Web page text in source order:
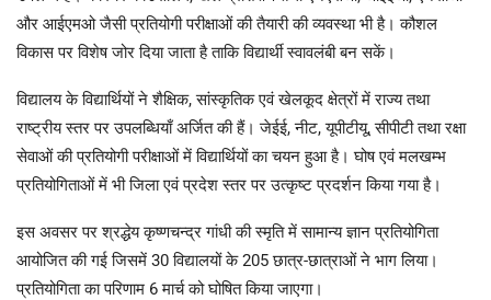
और आईएमओ जैसी प्रतियोगी परीक्षाओं की तैयारी की व्यवस्था भी है। कौशल
विकास पर विशेष जोर दिया जाता है ताकि विद्यार्थी स्वावलंबी बन सकें।
विद्यालय के विद्यार्थियों ने शैक्षिक, सांस्कृतिक एवं खेलकूद क्षेत्रों में राज्य तथा
राष्ट्रीय स्तर पर उपलब्धियाँ अर्जित की हैं। जेईई, नीट, यूपीटीयू, सीपीटी तथा रक्षा
सेवाओं की प्रतियोगी परीक्षाओं में विद्यार्थियों का चयन हुआ है। घोष एवं मलखम्भ
प्रतियोगिताओं में भी जिला एवं प्रदेश स्तर पर उत्कृष्ट प्रदर्शन किया गया है।
इस अवसर पर श्रद्धेय कृष्णचन्द्र गांधी की स्मृति में सामान्य ज्ञान प्रतियोगिता
आयोजित की गई जिसमें 30 विद्यालयों के 205 छात्र-छात्राओं ने भाग लिया।
प्रतियोगिता का परिणाम 6 मार्च को घोषित किया जाएगा।